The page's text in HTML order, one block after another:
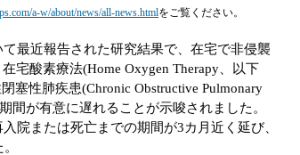
a-w/about/news/all-news.htmlをご覧ください。
て最近報告された研究結果で、在宅で非侵襲
宅酸素療法(Home Oxygen Therapy、以下
塞性肺疾患(Chronic Obstructive Pulmonary
間が有意に遅れることが示唆されました。
院または死亡までの期間が3カ月近く延び、